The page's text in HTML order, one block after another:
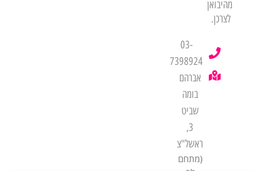
מהיבואן
לצרכן.
03-
7398924
אברהם
בומה
שביט
3,
ראשל"צ
(מתחם